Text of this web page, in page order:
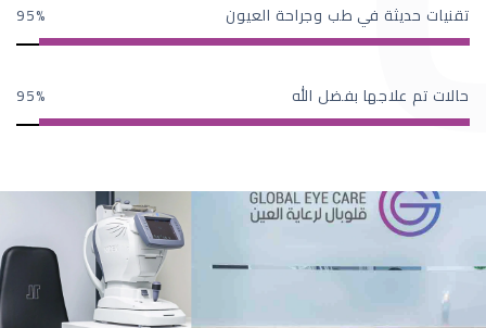
تقنيات حديثة في طب وجراحة العيون 95
حالات تم علاجها بفضل الله 95